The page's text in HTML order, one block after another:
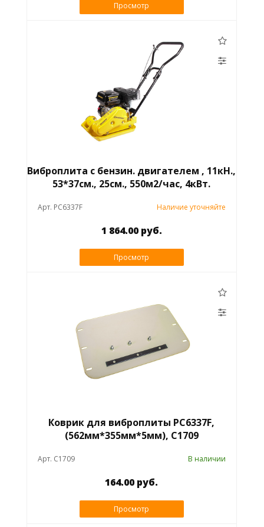
Просмотр
Виброплита с бензин. двигателем , 11кН.,
53*37см., 25см., 550м2/час, 4кВт.
Арт. PC6337F Наличие уточняйте
1 864.00 руб.
Просмотр
Коврик для виброплиты PC6337F,
(562мм*355мм*5мм), C1709
Арт. C1709 В наличии
164.00 руб.
Просмотр